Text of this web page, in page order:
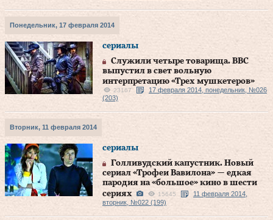
Понедельник, 17 февраля 2014
сериалы
Служили четыре товарища. ВВС
выпустил в свет вольную
интерпретацию «Трех мушкетеров»
23167
17 февраля 2014, понедельник, №026
(203)
Вторник, 11 февраля 2014
сериалы
Голливудский капустник. Новый
сериал «Трофеи Вавилона» — едкая
пародия на «большое» кино в шести
сериях
15645
11 февраля 2014,
вторник, №022 (199)